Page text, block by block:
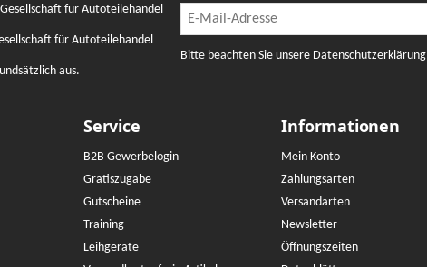
für Autoteilehandel
für Autoteilehandel
aus.
Newsletter Abonnieren
Bitte beachten Sie unsere Datenschutzerklärung
Service
B2B Gewerbelogin
Gratiszugabe
Gutscheine
Training
Leihgeräte
Informationen
Mein Konto
Zahlungsarten
Versandarten
Newsletter
Öffnungszeiten